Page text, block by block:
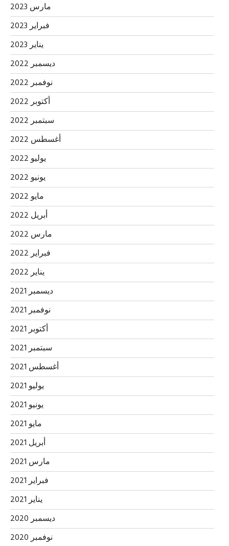
مارس 2023
فبراير 2023
يناير 2023
ديسمبر 2022
نوفمبر 2022
أكتوبر 2022
سبتمبر 2022
أغسطس 2022
يوليو 2022
يونيو 2022
مايو 2022
أبريل 2022
مارس 2022
فبراير 2022
يناير 2022
ديسمبر 2021
نوفمبر 2021
أكتوبر 2021
سبتمبر 2021
أغسطس 2021
يوليو 2021
يونيو 2021
مايو 2021
أبريل 2021
مارس 2021
فبراير 2021
يناير 2021
ديسمبر 2020
نوفمبر 2020